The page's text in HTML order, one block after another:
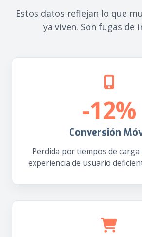
Estos datos reflejan lo que
ya viven. Son fugas de
-12%
Conversión
Perdida por tiempos de
experiencia de usuario